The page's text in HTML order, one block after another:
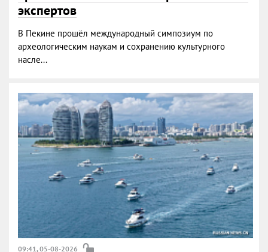
экспертов
В Пекине прошёл международный симпозиум по
археологическим наукам и сохранению культурного
насле...
09:41, 05-08-2026